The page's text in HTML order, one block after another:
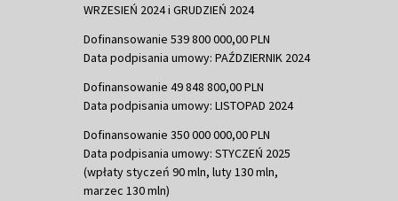
WRZESIEŃ 2024 i GRUDZIEŃ 2024
Dofinansowanie 539 800 000,00 PLN
Data podpisania umowy: PAŹDZIERNIK 2024
Dofinansowanie 49 848 800,00 PLN
Data podpisania umowy: LISTOPAD 2024
Dofinansowanie 350 000 000,00 PLN
Data podpisania umowy: STYCZEŃ 2025
(wpłaty styczeń 90 mln, luty 130 mln,
marzec 130 mln)